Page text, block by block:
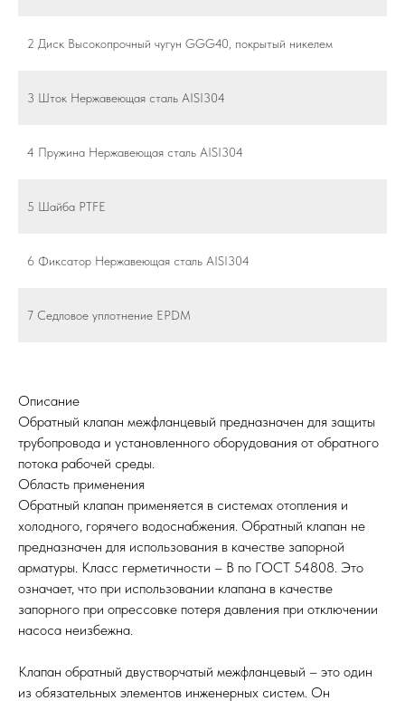
2 Диск Высокопрочный чугун GGG40, покрытый никелем
3 Шток Нержавеющая сталь AISI304
4 Пружина Нержавеющая сталь AISI304
5 Шайба PTFE
6 Фиксатор Нержавеющая сталь AISI304
7 Седловое уплотнение EPDM
Описание
Обратный клапан межфланцевый предназначен для защиты
трубопровода и установленного оборудования от обратного
потока рабочей среды.
Область применения
Обратный клапан применяется в системах отопления и
холодного, горячего водоснабжения. Обратный клапан не
предназначен для использования в качестве запорной
арматуры. Класс герметичности – B по ГОСТ 54808. Это
означает, что при использовании клапана в качестве
запорного при опрессовке потеря давления при отключении
насоса неизбежна.
Клапан обратный двустворчатый межфланцевый – это один
из обязательных элементов инженерных систем. Он